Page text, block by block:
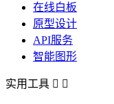
在线白板
原型设计
API服务
智能图形
实用工具  